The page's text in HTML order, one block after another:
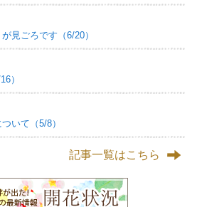
見ごろです（6/20）
）
いて（5/8）
記事一覧はこちら